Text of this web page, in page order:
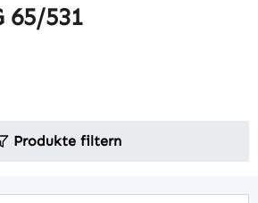
65/531
Produkte filtern